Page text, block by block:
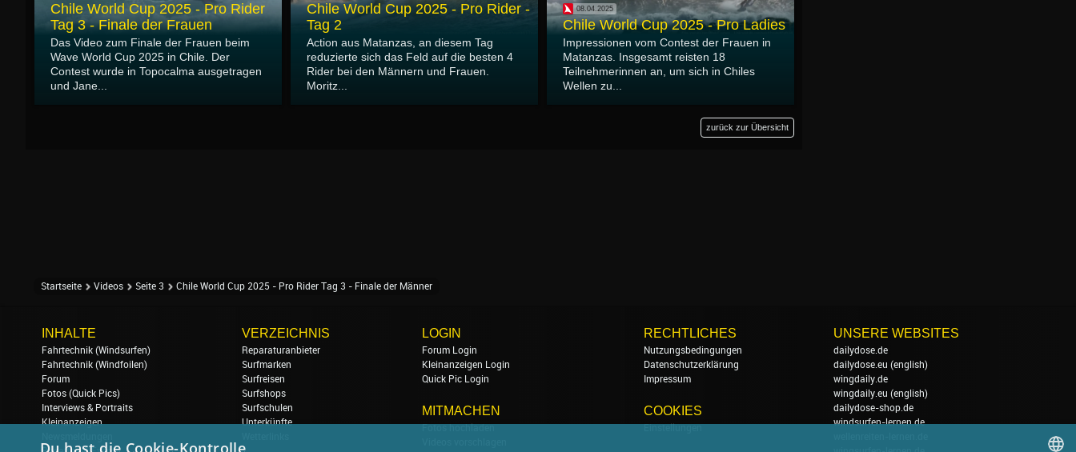
Chile World Cup 2025 - Pro Rider
Tag 3 - Finale der Frauen
Das Video zum Finale der Frauen beim
Wave World Cup 2025 in Chile. Der
Contest wurde in Topocalma ausgetragen
und Jane...
Chile World Cup 2025 - Pro Rider -
Tag 2
Action aus Matanzas, an diesem Tag
reduzierte sich das Feld auf die besten 4
Rider bei den Männern und Frauen.
Moritz...
08.04.2025
Chile World Cup 2025 - Pro Ladies
Impressionen vom Contest der Frauen in
Matanzas. Insgesamt reisten 18
Teilnehmerinnen an, um sich in Chiles
Wellen zu...
zurück zur Übersicht
Startseite Videos Seite 3 Chile World Cup 2025 - Pro Rider Tag 3 - Finale der Männer
INHALTE
Fahrtechnik (Windsurfen)
Fahrtechnik (Windfoilen)
Forum
Fotos (Quick Pics)
Interviews & Portraits
Kleinanzeigen
VERZEICHNIS
Reparaturanbieter
Surfmarken
Surfreisen
Surfshops
Surfschulen
Unterkünfte
LOGIN
Forum Login
Kleinanzeigen Login
Quick Pic Login
MITMACHEN
RECHTLICHES
Nutzungsbedingungen
Datenschutzerklärung
Impressum
COOKIES
UNSERE WEBSITES
dailydose.de
dailydose.eu (english)
wingdaily.de
wingdaily.eu (english)
dailydose-shop.de
windsurfen-lernen.de
Du hast die Cookie-Kontrolle